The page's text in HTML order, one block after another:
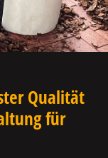
Qualität
für